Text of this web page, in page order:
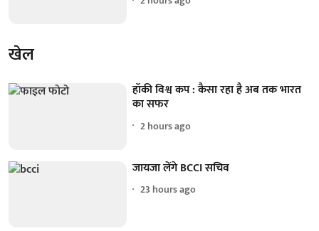
खेल
हॉकी विश्व कप : कैसा रहा है अब तक भारत
का सफर
2 hours ago
जायजा लेंगे BCCI सचिव
23 hours ago